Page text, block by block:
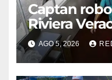
Captan
Riviera
registran
presunto
AGO 5, 2026